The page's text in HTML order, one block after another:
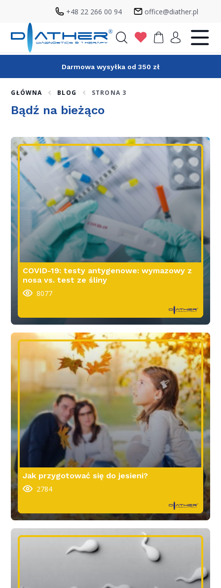
+48 22 266 00 94 office@diather.pl
Darmowa wysyłka od 350 zł
GŁÓWNA BLOG STRONA 3
Bądź na bieżąco
COVID-19: testy antygenowe: wymazowy z
nosa vs. test ze śliny
8077
Jak przygotować się do jesieni?
2784